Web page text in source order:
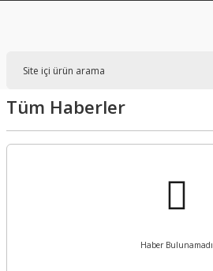
Tüm Haberler
Haber Bulunamadı